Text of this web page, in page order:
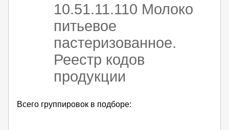
10.51.11.110 Молоко
питьевое
пастеризованное.
Реестр кодов
продукции
Всего группировок в подборе: